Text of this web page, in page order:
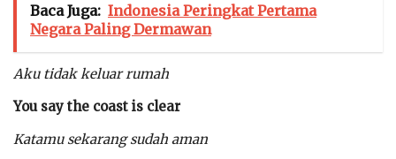
Baca Juga: Indonesia Peringkat Pertama
Negara Paling Dermawan
Aku tidak keluar rumah
You say the coast is clear
Katamu sekarang sudah aman